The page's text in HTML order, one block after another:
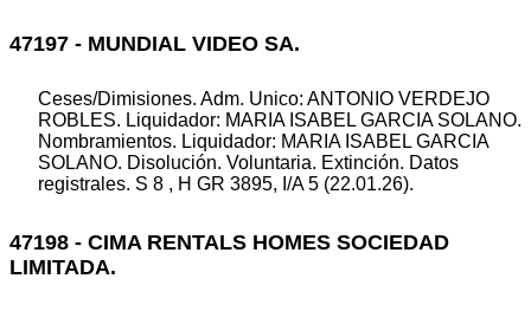
47197 - MUNDIAL VIDEO SA.
Ceses/Dimisiones. Adm. Unico: ANTONIO VERDEJO
ROBLES. Liquidador: MARIA ISABEL GARCIA SOLANO.
Nombramientos. Liquidador: MARIA ISABEL GARCIA
SOLANO. Disolución. Voluntaria. Extinción. Datos
registrales. S 8 , H GR 3895, I/A 5 (22.01.26).
47198 - CIMA RENTALS HOMES SOCIEDAD
LIMITADA.